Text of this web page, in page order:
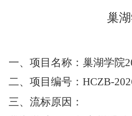
巢
一、项目名称：巢湖学院
二、项目编号： HCZB-
三、流标原因：